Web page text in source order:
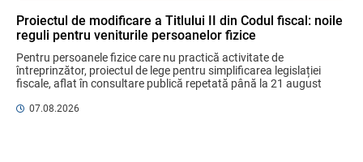
Mai puține taxe pe muncă. Mai multă
stimulare a investițiilor. Mai ferm pe vicii.
Mai corect pe excepții.
07.08.2026 Ministerul Finațelor
Proiectul de modificare a Titlului II din Codul fiscal: noile
reguli pentru veniturile persoanelor fizice
Pentru persoanele fizice care nu practică activitate de
întreprinzător, proiectul de lege pentru simplificarea legislației
fiscale, aflat în consultare publică repetată până la 21 august
07.08.2026